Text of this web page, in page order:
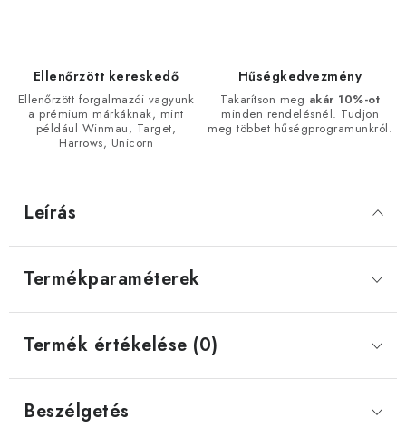
Ellenőrzött kereskedő
Ellenőrzött forgalmazói vagyunk
a prémium márkáknak, mint
például Winmau, Target,
Harrows, Unicorn
Hűségkedvezmény
Takarítson meg akár 10%-ot
minden rendelésnél. Tudjon
meg többet hűségprogramunkról.
Leírás
Termékparaméterek
Termék értékelése (0)
Beszélgetés